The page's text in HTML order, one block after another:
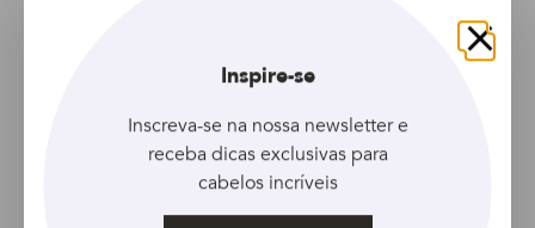
Como definir o cabelo
Produtos para definir
Fechar
Inspire-se
Inscreva-se na nossa newsletter e
receba dicas exclusivas para
cabelos incríveis